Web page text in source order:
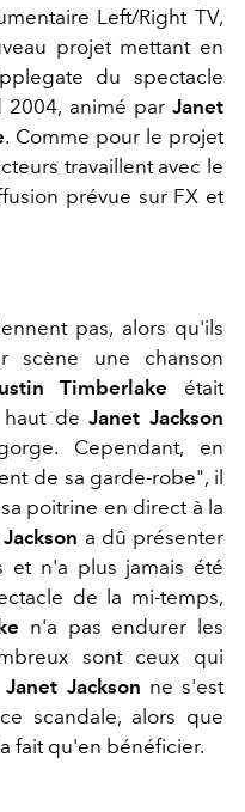
Left/Right TV,
projet mettant en
du spectacle
2004, animé par Janet
. Comme pour le projet
travaillent avec le
prévue sur FX et
pas, alors qu'ils
scène une chanson
Timberlake était
haut deJanet Jackson
Cependant, en
de sa garde-robe", il
poitrine en direct à la
a dû présenter
et n'a plus jamais été
de la mi-temps,
n'a pas endurer les
sont ceux qui
Janet Jackson ne s'est
scandale, alors que
fait qu'en bénéficier.